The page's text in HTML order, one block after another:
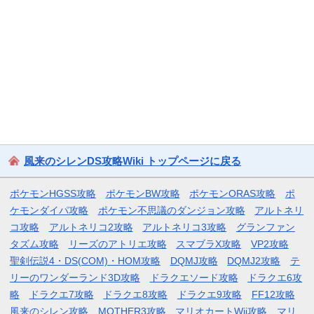
風来のシレンDS攻略Wiki トップページに戻る
ポケモンHGSS攻略 ポケモンBW攻略 ポケモンORAS攻略
ポ
ケモンダイパ攻略
ポケモン不思議のダンジョン攻略
アルトネリ
コ攻略
アルトネリコ2攻略 アルトネリコ3攻略
グランファン
タズム攻略
リーズのアトリエ攻略 スマブラX攻略
VP2攻略
聖剣伝説4・DS(COM)・HOM攻略
DQMJ攻略 DQMJ2攻略
テ
リーのワンダーランド3D攻略
ドラクエソード攻略
ドラクエ6攻
略
ドラクエ7攻略 ドラクエ8攻略 ドラクエ9攻略
FF12攻略
風来のシレン攻略
MOTHER3攻略 マリオカートWii攻略 マリ